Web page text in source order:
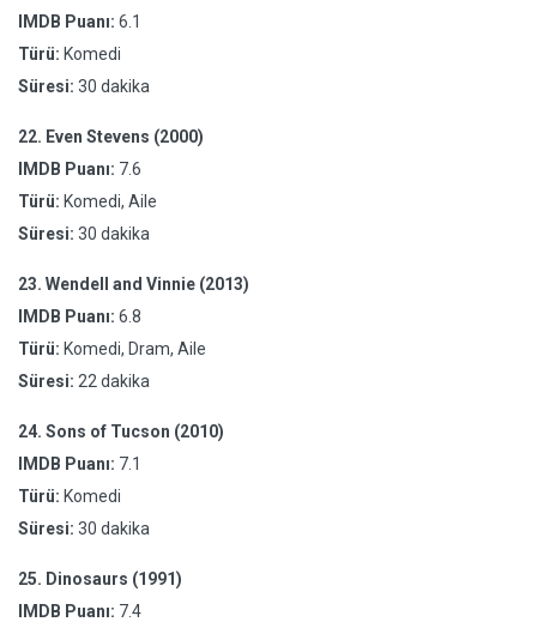
IMDB Puanı: 6.1
Türü: Komedi
Süresi: 30 dakika
22. Even Stevens (2000)
IMDB Puanı: 7.6
Türü: Komedi, Aile
Süresi: 30 dakika
23. Wendell and Vinnie (2013)
IMDB Puanı: 6.8
Türü: Komedi, Dram, Aile
Süresi: 22 dakika
24. Sons of Tucson (2010)
IMDB Puanı: 7.1
Türü: Komedi
Süresi: 30 dakika
25. Dinosaurs (1991)
IMDB Puanı: 7.4